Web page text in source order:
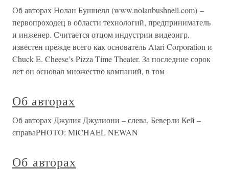
Об авторах Нолан Бушнелл (www.nolanbushnell.com) –
первопроходец в области технологий, предприниматель
и инженер. Считается отцом индустрии видеоигр,
известен прежде всего как основатель Atari Corporation и
Chuck E. Cheese’s Pizza Time Theater. За последние сорок
лет он основал множество компаний, в том
Об авторах
Об авторах Джулия Джулиони – слева, Беверли Кей –
справаPHOTO: MICHAEL NEWAN
Об авторах